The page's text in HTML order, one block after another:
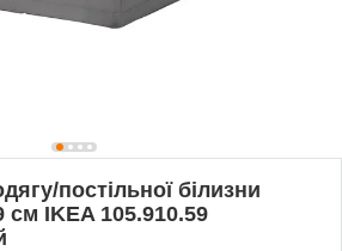
постільної білизни
см IKEA 105.910.59